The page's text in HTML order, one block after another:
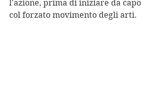
l'azione, prima di iniziare da capo
col forzato movimento degli arti.